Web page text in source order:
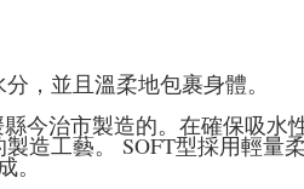
，並且溫柔地包裹身體。
今治市製造的。在確保吸水
造工藝。 SOFT型採用輕量
。